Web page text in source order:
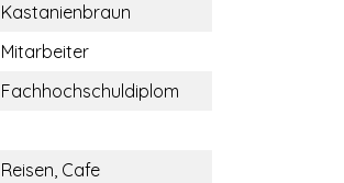
Kastanienbraun
Mitarbeiter
Fachhochschuldiplom
Reisen, Cafe